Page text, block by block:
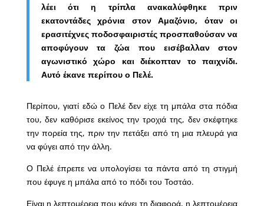
λέει ότι η τρίπλα ανακαλύφθηκε πριν
εκατοντάδες χρόνια στον Αμαζόνιο, όταν οι
ερασιτέχνες ποδοσφαιριστές προσπαθούσαν να
αποφύγουν τα ζώα που εισέβαλλαν στον
αγωνιστικό χώρο και διέκοπταν το παιχνίδι.
Αυτό έκανε περίπου ο Πελέ.
Περίπου, γιατί εδώ ο Πελέ δεν είχε τη μπάλα στα πόδια
του, δεν καθόρισε εκείνος την τροχιά της, δεν σκέφτηκε
την πορεία της, πριν την πετάξει από τη μια πλευρά για
να φύγει από την άλλη.
Ο Πελέ έπρεπε να υπολογίσει τα πάντα από τη στιγμή
που έφυγε η μπάλα από το πόδι του Τοστάο.
Είναι η λεπτομέρεια που κάνει τη διαφορά, η λεπτομέρεια